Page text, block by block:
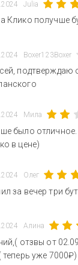
Julia
Клико получше
Boxer123Boxer
подтверждаю
Мила
было отличное.
в цене)
Олег
за вечер три
Алина
отзвы от
теперь уже